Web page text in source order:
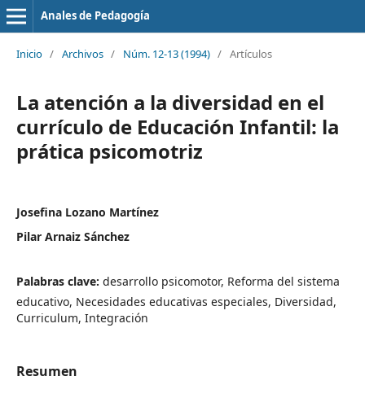
Anales de Pedagogía
Inicio / Archivos / Núm. 12-13 (1994) / Artículos
La atención a la diversidad en el
currículo de Educación Infantil: la
prática psicomotriz
Josefina Lozano Martínez
Pilar Arnaiz Sánchez
Palabras clave: desarrollo psicomotor, Reforma del sistema
educativo, Necesidades educativas especiales, Diversidad,
Curriculum, Integración
Resumen